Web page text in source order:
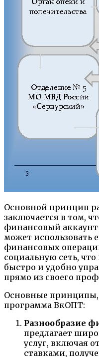
Основной принцип
заключается в том,
финансовый
может использовать
финансовых
социальную сеть, что
быстро и удобно
прямо из своего
Основные принципы,
программа ВкОПТ:
Разнообразие
предлагает
услуг, включая
ставками,